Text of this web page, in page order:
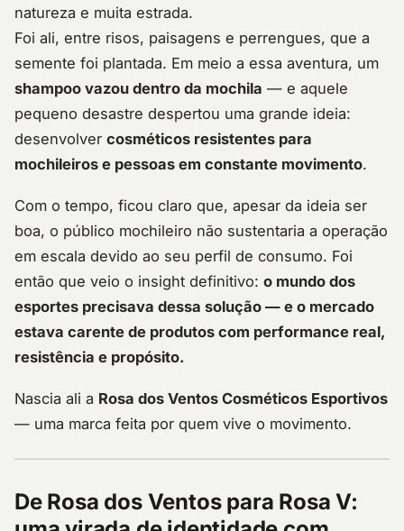
natureza e muita estrada.
Foi ali, entre risos, paisagens e perrengues, que a
semente foi plantada. Em meio a essa aventura, um
shampoo vazou dentro da mochila — e aquele
pequeno desastre despertou uma grande ideia:
desenvolver cosméticos resistentes para
mochileiros e pessoas em constante movimento.
Com o tempo, ficou claro que, apesar da ideia ser
boa, o público mochileiro não sustentaria a operação
em escala devido ao seu perfil de consumo. Foi
então que veio o insight definitivo: o mundo dos
esportes precisava dessa solução — e o mercado
estava carente de produtos com performance real,
resistência e propósito.
Nascia ali a Rosa dos Ventos Cosméticos Esportivos
— uma marca feita por quem vive o movimento.
De Rosa dos Ventos para Rosa V: